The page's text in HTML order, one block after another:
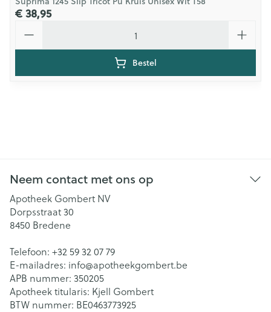
€ 38,95
Bestel
Neem contact met ons op
Apotheek Gombert NV
Dorpsstraat 30
8450 Bredene
Telefoon: +32 59 32 07 79
E-mailadres: info@apotheekgombert.be
APB nummer: 350205
Apotheek titularis: Kjell Gombert
BTW nummer: BE0463773925